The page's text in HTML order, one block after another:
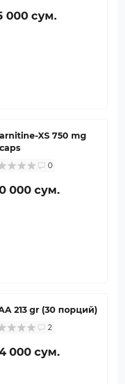
000 сум.
XS 750 mg
0
000 сум.
213 gr (30 порций)
2
000 сум.